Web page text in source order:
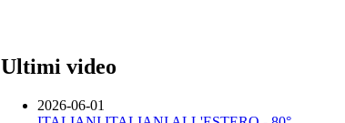
Ultimi video
2026-06-01